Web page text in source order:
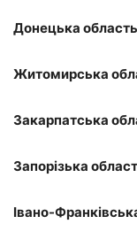
Донецька
Житомирська
Закарпатська
Запорізька
Івано-